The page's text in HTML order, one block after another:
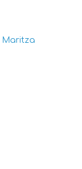
Maritza